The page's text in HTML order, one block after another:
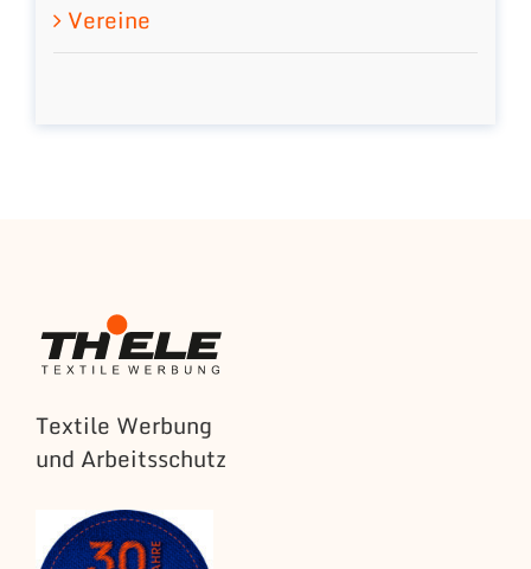
Vereine
Textile Werbung
und Arbeitsschutz